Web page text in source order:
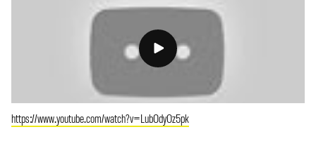
https://www.youtube.com/watch?v=LubOdyOz5pk